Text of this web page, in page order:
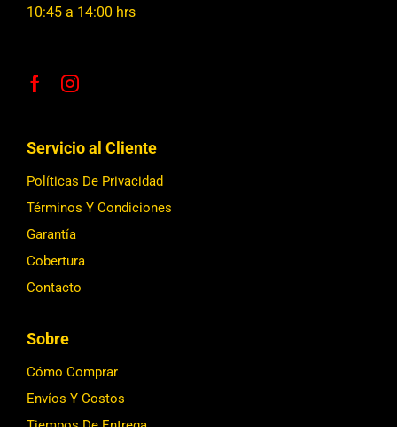
10:45 a 14:00 hrs
Servicio al Cliente
Políticas De Privacidad
Términos Y Condiciones
Garantía
Cobertura
Contacto
Sobre
Cómo Comprar
Envíos Y Costos